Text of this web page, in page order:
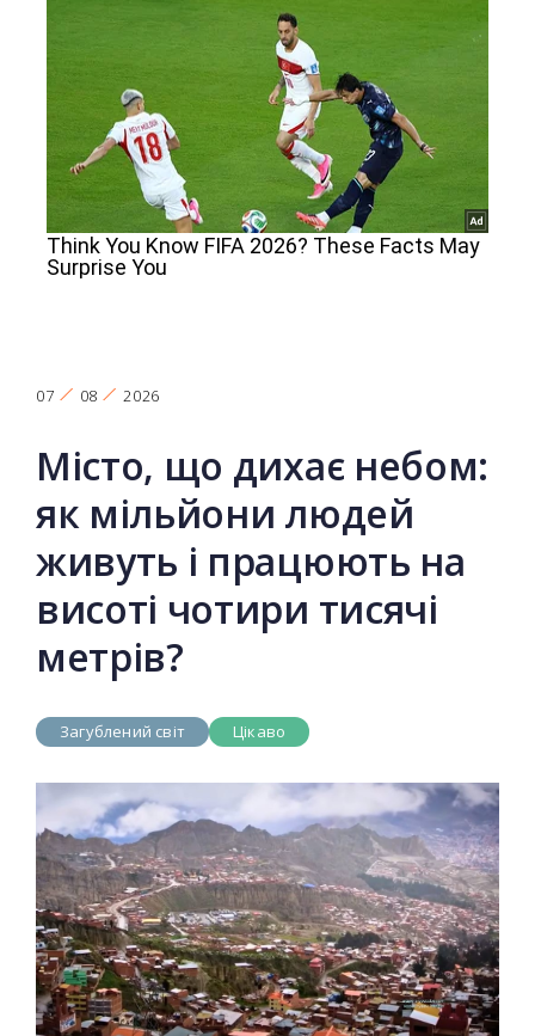
07 08 2026
Місто, що дихає небом:
як мільйони людей
живуть і працюють на
висоті чотири тисячі
метрів?
Загублений світ Цікаво